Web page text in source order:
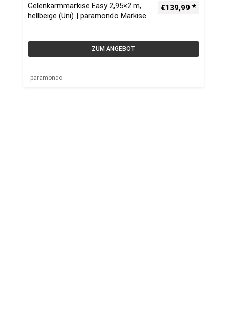
Gelenkarmmarkise Easy 2,95×2 m,
hellbeige (Uni) | paramondo Markise
€139,99
ZUM ANGEBOT
paramondo